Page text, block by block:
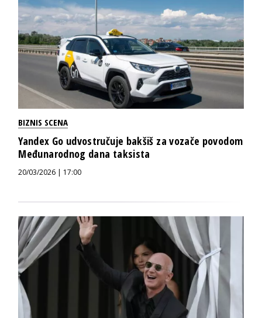
BIZNIS SCENA
Yandex Go udvostručuje bakšiš za vozače povodom
Međunarodnog dana taksista
20/03/2026 | 17:00